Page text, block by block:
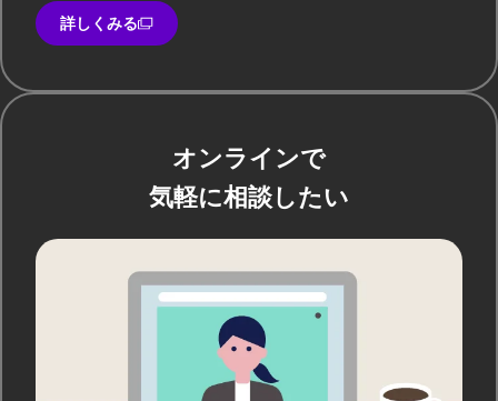
詳しくみる
オンラインで
気軽に相談したい